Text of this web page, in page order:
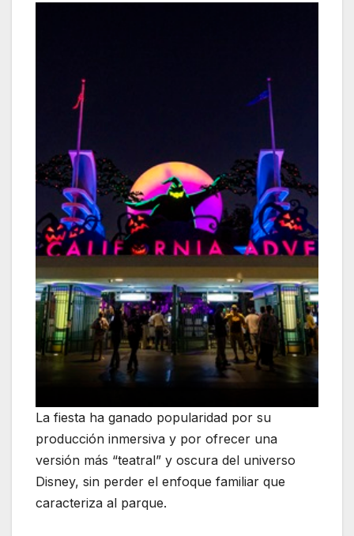
La fiesta ha ganado popularidad por su
producción inmersiva y por ofrecer una
versión más “teatral” y oscura del universo
Disney, sin perder el enfoque familiar que
caracteriza al parque.